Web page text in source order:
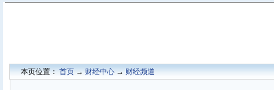
本页位置：首页→财经中心→财经频道